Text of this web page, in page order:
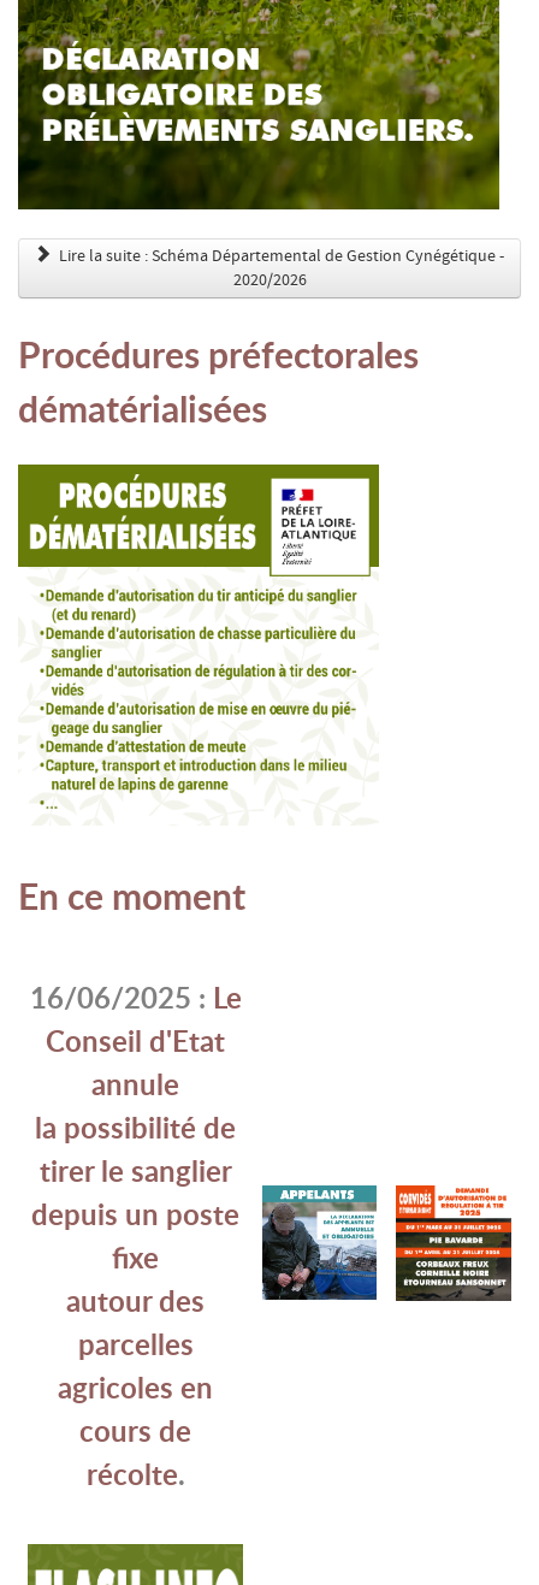
Lire la suite : Schéma Départemental de Gestion Cynégétique -
2020/2026
Procédures préfectorales
dématérialisées
En ce moment
16/06/2025 : Le
Conseil d'Etat
annule
la possibilité de
tirer le sanglier
depuis un poste
fixe
autour des
parcelles
agricoles en
cours de
récolte.